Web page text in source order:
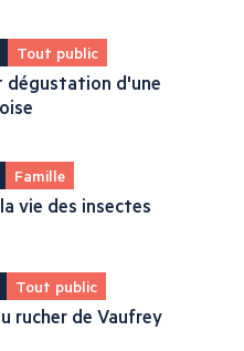
Tout public
dégustation d'une
Famille
vie des insectes
Tout public
rucher de Vaufrey